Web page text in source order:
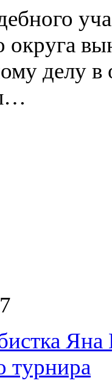
делу
Яна
турнира